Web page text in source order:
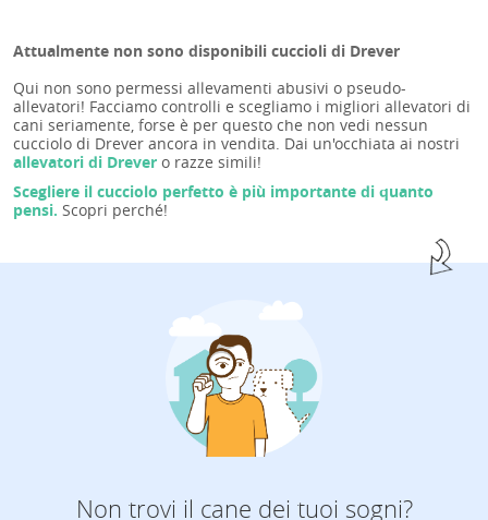
Attualmente non sono disponibili cuccioli di Drever
Qui non sono permessi allevamenti abusivi o pseudo-
allevatori! Facciamo controlli e scegliamo i migliori allevatori di
cani seriamente, forse è per questo che non vedi nessun
cucciolo di Drever ancora in vendita. Dai un'occhiata ai nostri
allevatori di Drever o razze simili!
Scegliere il cucciolo perfetto è più importante di quanto
pensi. Scopri perché!
Non trovi il cane dei tuoi sogni?